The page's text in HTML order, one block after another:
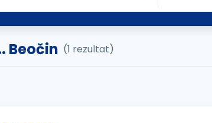
Beočin (1 rezultat)